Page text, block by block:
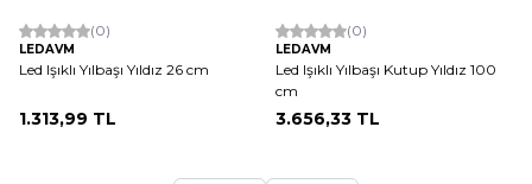
(0)
LEDAVM
Led Işıklı Yılbaşı Yıldız 26 cm
1.313,99 TL
(0)
LEDAVM
Led Işıklı Yılbaşı Kutup Yıldız 100
cm
3.656,33 TL